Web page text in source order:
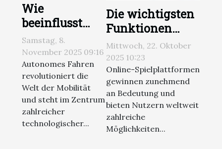
Wie
beeinflusst
autonomes
Fahren die
Zukunft der
Mobilität?
Samstag, 8.
November 2025 09:16
Autonomes Fahren
revolutioniert die
Welt der Mobilität
und steht im Zentrum
zahlreicher
technologischer...
Die wichtigsten
Funktionen
erfolgreicher
Online-
Spielplattformen
Mittwoch, 22. Oktober
2025 10:23
Online-Spielplattformen
gewinnen zunehmend
an Bedeutung und
bieten Nutzern weltweit
zahlreiche
Möglichkeiten...